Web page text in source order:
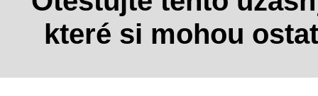
které si mohou